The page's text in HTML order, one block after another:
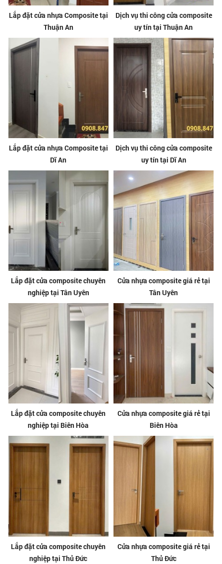
Lắp đặt cửa nhựa Composite tại
Thuận An
Dịch vụ thi công cửa composite
uy tín tại Thuận An
Lắp đặt cửa nhựa Composite tại
Dĩ An
Dịch vụ thi công cửa composite
uy tín tại Dĩ An
Lắp đặt cửa composite chuyên
nghiệp tại Tân Uyên
Cửa nhựa composite giá rẻ tại
Tân Uyên
Lắp đặt cửa composite chuyên
nghiệp tại Biên Hòa
Cửa nhựa composite giá rẻ tại
Biên Hòa
Lắp đặt cửa composite chuyên
nghiệp tại Thủ Đức
Cửa nhựa composite giá rẻ tại
Thủ Đức